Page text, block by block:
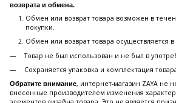
возврата и обмена.
Обмен или возврат товара возможен в
покупки.
Обмен или возврат товара осуществляется в
Товар не был использован и не был в
Сохраняется упаковка и комплектация
Обратите внимание, интернет-магазин ZAYA не
внесенные производителем изменения